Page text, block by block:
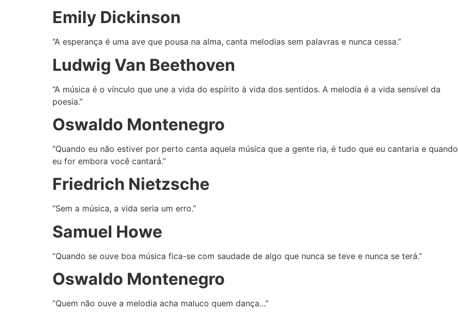
Emily Dickinson
“A esperança é uma ave que pousa na alma, canta melodias sem palavras e nunca cessa.”
Ludwig Van Beethoven
“A música é o vínculo que une a vida do espírito à vida dos sentidos. A melodia é a vida sensível da
poesia.”
Oswaldo Montenegro
“Quando eu não estiver por perto canta aquela música que a gente ria, é tudo que eu cantaria e quando
eu for embora você cantará.”
Friedrich Nietzsche
“Sem a música, a vida seria um erro.”
Samuel Howe
“Quando se ouve boa música fica-se com saudade de algo que nunca se teve e nunca se terá.”
Oswaldo Montenegro
“Quem não ouve a melodia acha maluco quem dança…”